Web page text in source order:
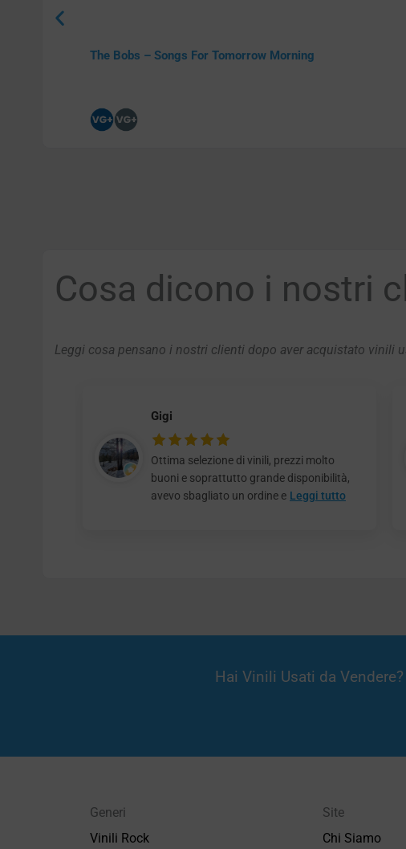
The Bobs – Songs For Tomorrow Morning
Cosa dicono i nostri
Leggi cosa pensano i nostri clienti dopo aver acquistato vinili
Gigi
Ottima selezione di vinili, prezzi molto
buoni e soprattutto grande disponibilità,
avevo sbagliato un ordine e Leggi tutto
Hai Vinili Usati da
Generi
Vinili Rock
Site
Chi Siamo